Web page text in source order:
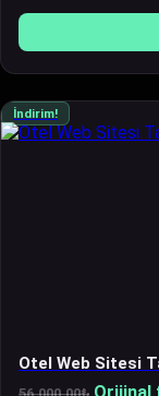
İndirim!
Otel Web Sitesi